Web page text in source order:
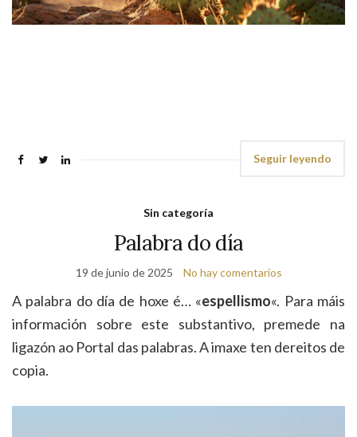
Seguir leyendo
Sin categoría
Palabra do día
19 de junio de 2025 No hay comentarios
A palabra do día de hoxe é… «espellismo«. Para máis
información sobre este substantivo, premede na
ligazón ao Portal das palabras. A imaxe ten dereitos de
copia.